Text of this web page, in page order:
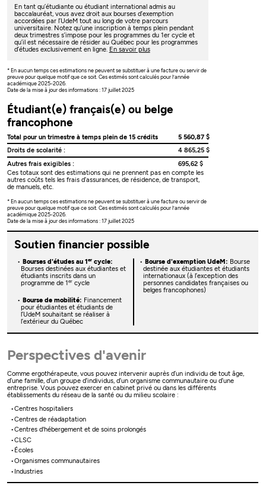
En tant qu’étudiante ou étudiant international admis au
baccalauréat, vous avez droit aux bourses d’exemption
accordées par l’UdeM tout au long de votre parcours
universitaire. Notez qu’une inscription à temps plein pendant
deux trimestres s’impose pour les programmes du 1er cycle et
qu’il est nécessaire de résider au Québec pour les programmes
d’études exclusivement en ligne. En savoir plus
* En aucun temps ces estimations ne peuvent se substituer à une facture ou servir de
preuve pour quelque motif que ce soit. Ces estimés sont calculés pour l’année
académique 2025-2026.
Date de la mise à jour des informations : 17 juillet 2025
Étudiant(e) français(e) ou belge
francophone
Total pour un trimestre à temps plein de 15 crédits
5 560,87 $
Droits de scolarité :
4 865,25 $
Autres frais exigibles :
695,62 $
Ces totaux sont des estimations qui ne prennent pas en compte les
autres coûts tels les frais d’assurances, de résidence, de transport,
de manuels, etc.
* En aucun temps ces estimations ne peuvent se substituer à une facture ou servir de
preuve pour quelque motif que ce soit. Ces estimés sont calculés pour l’année
académique 2025-2026.
Date de la mise à jour des informations : 17 juillet 2025
Soutien financier possible
Bourses d'études au 1ercycle:
Bourses destinées aux étudiantes et
étudiants inscrits dans un
programme de 1ercycle
Bourse d'exemption UdeM: Bourse
destinée aux étudiantes et étudiants
internationaux (à l’exception des
personnes candidates françaises ou
belges francophones)
Bourse de mobilité: Financement
pour étudiantes et étudiants de
l’UdeM souhaitant se réaliser à
l’extérieur du Québec
Perspectives d'avenir
Comme ergothérapeute, vous pouvez intervenir auprès d’un individu de tout âge,
d’une famille, d’un groupe d’individus, d’un organisme communautaire ou d’une
entreprise. Vous pouvez exercer en cabinet privé ou dans les différents
établissements du réseau de la santé ou du milieu scolaire :
Centres hospitaliers
Centres de réadaptation
Centres d'hébergement et de soins prolongés
CLSC
Écoles
Organismes communautaires
Industries